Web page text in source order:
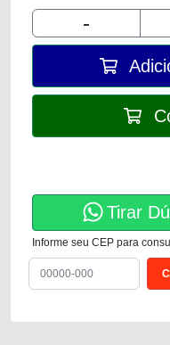
-
Tirar
Informe seu CEP para